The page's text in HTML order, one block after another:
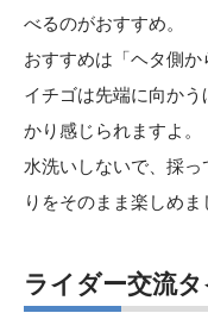
べるのがおすすめ。
おすすめは「ヘタ側か
イチゴは先端に向か
かり感じられますよ。
水洗いしないで、採
りをそのまま楽しめま
ライダー交流